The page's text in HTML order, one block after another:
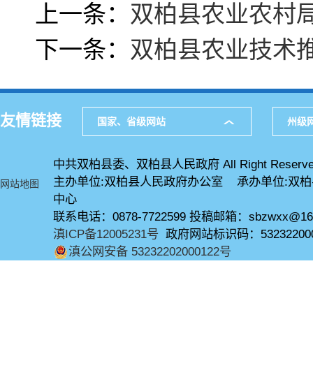
上一条： 双柏县农业农村
下一条： 双柏县农业技术
友情链接 国家、省级网站 州级
网站地图
中共双柏县委、双柏县人民政府 All Right
主办单位:双柏县人民政府办公室 承办单位:双
中心
联系电话：0878-7722599 投稿邮箱：
滇ICP备12005231号 政府网站标识码：
滇公网安备 53232202000122号